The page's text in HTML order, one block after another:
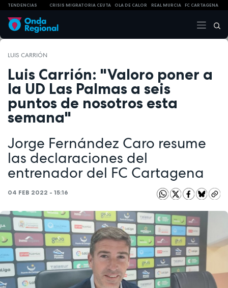
TENDENCIAS CRISIS MIGRATORIA CEUTA OLA DE CALOR REAL MURCIA FC CARTAGENA
LUIS CARRIÓN
Luis Carrión: "Valoro poner a
la UD Las Palmas a seis
puntos de nosotros esta
semana"
Jorge Fernández Caro resume
las declaraciones del
entrenador del FC Cartagena
04 FEB 2022 - 15:16